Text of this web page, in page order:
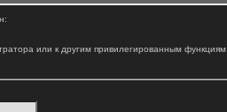
или к другим привилегированным функциям.